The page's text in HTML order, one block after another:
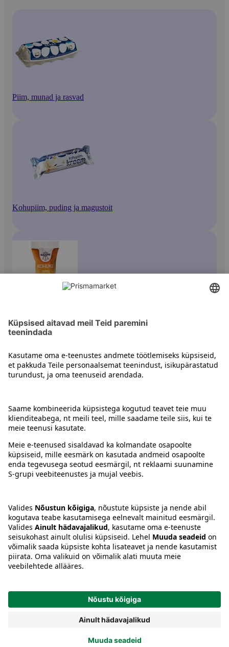
Piim, munad ja rasvad
Kohupiim, puding ja magustoit
Magustoit
Juhised
Tingimused
Keel:ETENRU